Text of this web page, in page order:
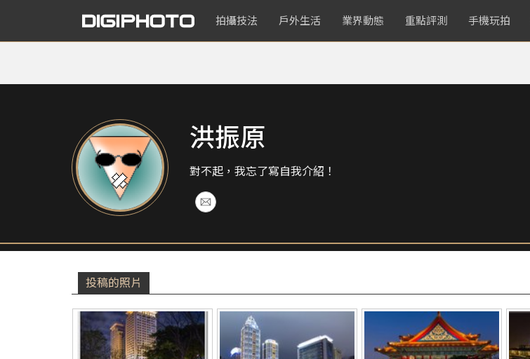
拍攝技法 戶外生活 業界動態 重點評測 手機玩拍
洪振原
對不起，我忘了寫自我介紹！
投稿的照片